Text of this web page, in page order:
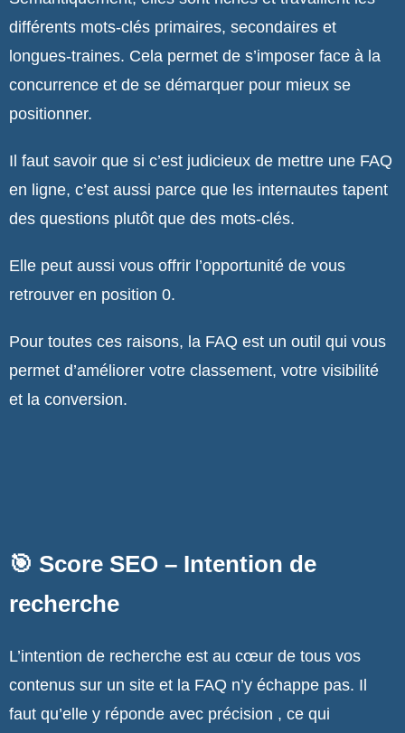
différents mots-clés primaires, secondaires et
longues-traines. Cela permet de s’imposer face à la
concurrence et de se démarquer pour mieux se
positionner.
Il faut savoir que si c’est judicieux de mettre une FAQ
en ligne, c’est aussi parce que les internautes tapent
des questions plutôt que des mots-clés.
Elle peut aussi vous offrir l’opportunité de vous
retrouver en position 0.
Pour toutes ces raisons, la FAQ est un outil qui vous
permet d’améliorer votre classement, votre visibilité
et la conversion.
🎯 Score SEO – Intention de
recherche
L’intention de recherche est au cœur de tous vos
contenus sur un site et la FAQ n’y échappe pas. Il
faut qu’elle y réponde avec précision , ce qui